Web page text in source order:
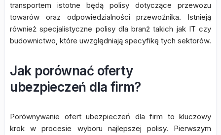
transportem istotne będą polisy dotyczące przewozu
towarów oraz odpowiedzialności przewoźnika. Istnieją
również specjalistyczne polisy dla branż takich jak IT czy
budownictwo, które uwzględniają specyfikę tych sektorów.
Jak porównać oferty
ubezpieczeń dla firm?
Porównywanie ofert ubezpieczeń dla firm to kluczowy
krok w procesie wyboru najlepszej polisy. Pierwszym